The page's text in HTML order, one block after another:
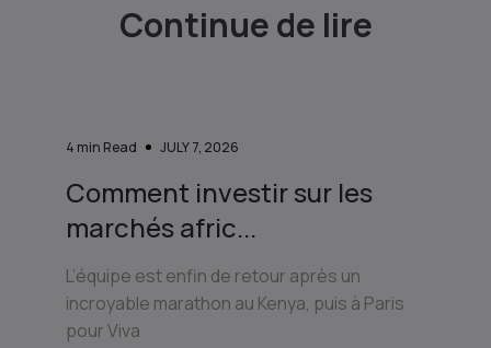
Continue de lire
4 min Read JULY 7, 2026
Comment investir sur les
marchés afric...
L’équipe est enfin de retour après un
incroyable marathon au Kenya, puis à Paris
pour Viva